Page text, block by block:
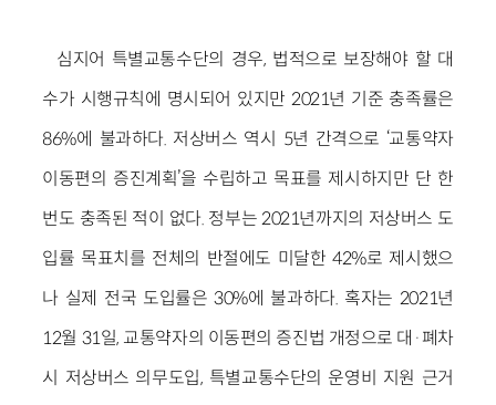
심지어 특별교통수단의 경우, 법적으로 보장해야 할 대
수가 시행규칙에 명시되어 있지만 2021년 기준 충족률은
86%에 불과하다. 저상버스 역시 5년 간격으로 ‘교통약자
이동편의 증진계획’을 수립하고 목표를 제시하지만 단 한
번도 충족된 적이 없다. 정부는 2021년까지의 저상버스 도
입률 목표치를 전체의 반절에도 미달한 42%로 제시했으
나 실제 전국 도입률은 30%에 불과하다. 혹자는 2021년
12월 31일, 교통약자의 이동편의 증진법 개정으로 대·폐차
시 저상버스 의무도입, 특별교통수단의 운영비 지원 근거